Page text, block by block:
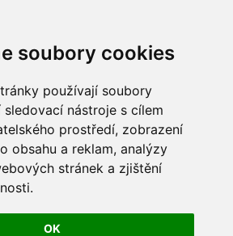
soubory cookies
používají soubory
nástroje s cílem
prostředí, zobrazení
obsahu a reklam, analýzy
stránek a zjištění
OK